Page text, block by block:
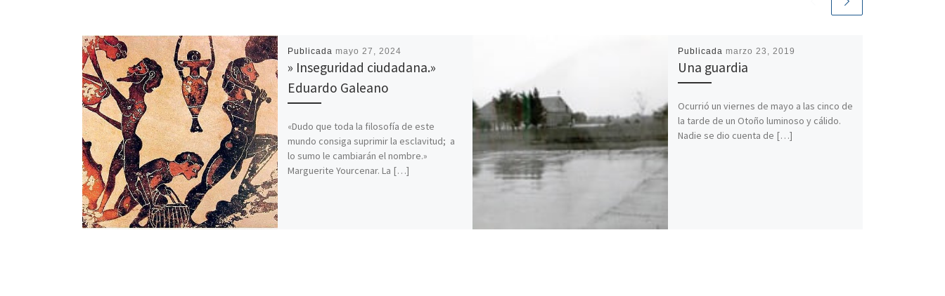
Publicada mayo 27, 2024
» Inseguridad ciudadana.»
Eduardo Galeano
«Dudo que toda la filosofía de este
mundo consiga suprimir la esclavitud; a
lo sumo le cambiarán el nombre.»
Marguerite Yourcenar. La […]
Publicada marzo 23, 2019
Una guardia
Ocurrió un viernes de mayo a las cinco de
la tarde de un Otoño luminoso y cálido.
Nadie se dio cuenta de […]